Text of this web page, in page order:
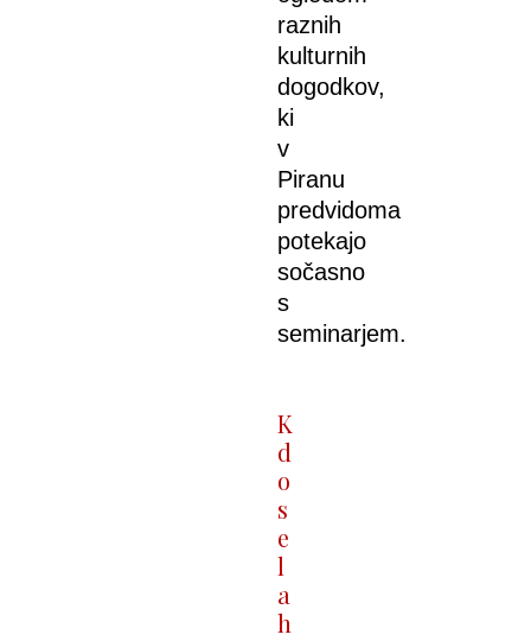
raznih
kulturnih
dogodkov,
ki
v
Piranu
predvidoma
potekajo
sočasno
s
seminarjem.
K
d
o
s
e
l
a
h